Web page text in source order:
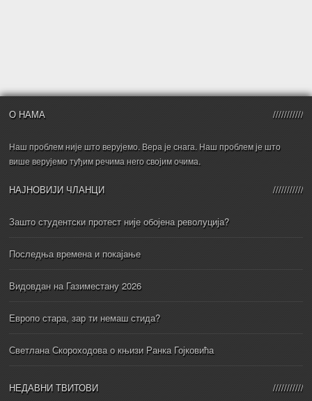
О НАМА
Наш проблем није што верујемо. Вера је снага. Наш проблем је што
више верујемо туђим речима него својим очима.
НАЈНОВИЈИ ЧЛАНЦИ
Зашто студентски протест није обојена револуција?
Последња времена и покајање
Видовдан на Газиместану 2026
Европо стара, зар ти немаш стида?
Светлана Скороходова о књизи Ранка Гојковића
НЕДАВНИ ТВИТОВИ